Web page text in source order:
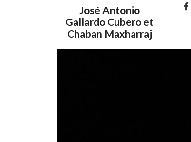
José Antonio
Gallardo Cubero et
Chaban Maxharraj
